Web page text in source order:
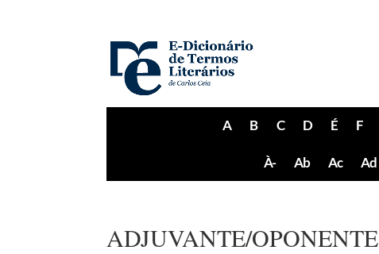
A B C D É F
À- Ab Ac Ad
ADJUVANTE/OPONENTE